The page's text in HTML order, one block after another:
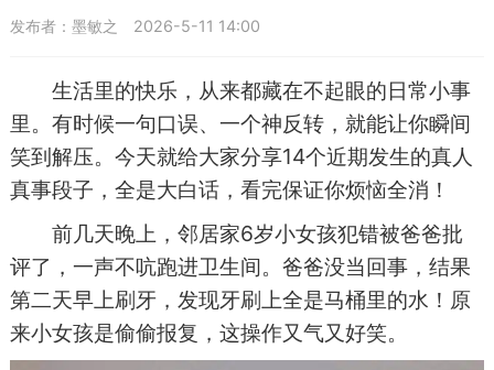
发布者：墨敏之 2026-5-11 14:00
生活里的快乐，从来都藏在不起眼的日常小事
里。有时候一句口误、一个神反转，就能让你瞬间
笑到解压。今天就给大家分享14个近期发生的真人
真事段子，全是大白话，看完保证你烦恼全消！
前几天晚上，邻居家6岁小女孩犯错被爸爸批
评了，一声不吭跑进卫生间。爸爸没当回事，结果
第二天早上刷牙，发现牙刷上全是马桶里的水！原
来小女孩是偷偷报复，这操作又气又好笑。